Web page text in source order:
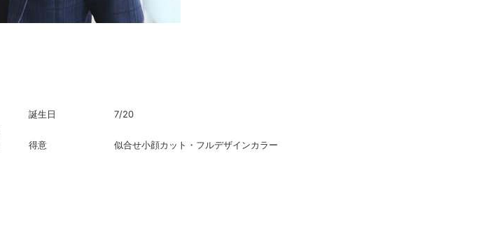
誕生日 7/20
得意 似合せ小顔カット・フルデザインカラー